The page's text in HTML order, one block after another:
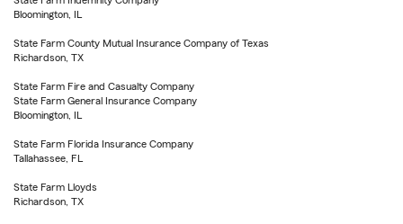
Bloomington, IL
State Farm County Mutual Insurance Company of Texas
Richardson, TX
State Farm Fire and Casualty Company
State Farm General Insurance Company
Bloomington, IL
State Farm Florida Insurance Company
Tallahassee, FL
State Farm Lloyds
Richardson, TX